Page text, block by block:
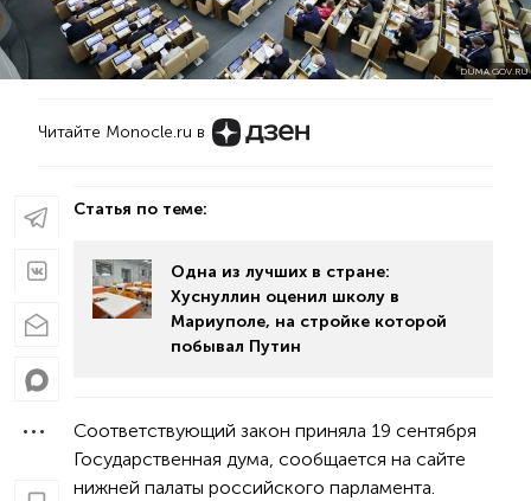
DUMA.GOV.RU
Читайте Monocle.ru в
Статья по теме:
Одна из лучших в стране:
Хуснуллин оценил школу в
Мариуполе, на стройке которой
побывал Путин
Соответствующий закон приняла 19 сентября
Государственная дума, сообщается на сайте
нижней палаты российского парламента.